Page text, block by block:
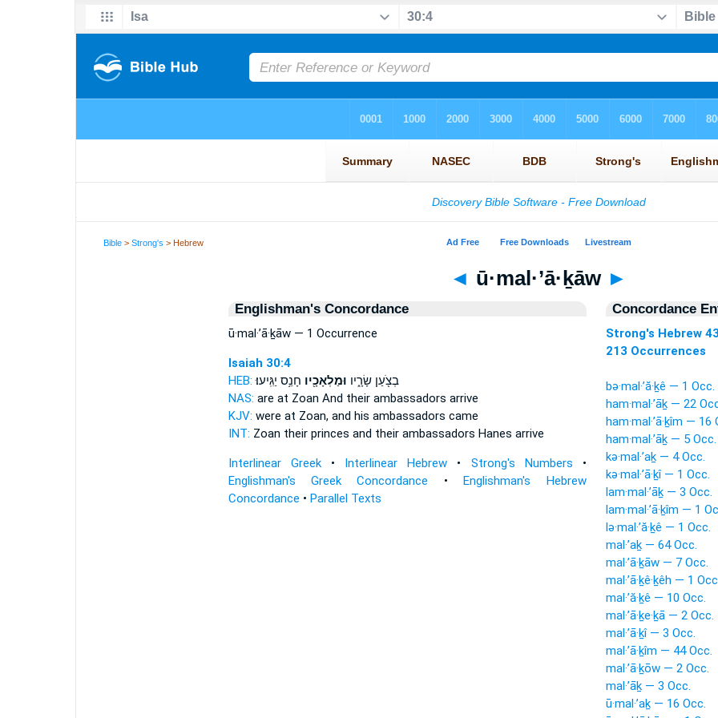
Bible >Strong's > Hebrew
◄ ū·mal·’ā·ḵāw ►
Englishman's Concordance
ū·mal·’ā·ḵāw — 1 Occurrence
Isaiah 30:4
HEB:
בְצֹ֖עַן שָׂרָ֑יו וּמַלְאָכָ֖יו חָנֵ֥ס יַגִּֽיעוּ׃
NAS: are at Zoan And their ambassadors arrive
KJV: were at Zoan, and his ambassadors came
INT: Zoan their princes and their ambassadors Hanes arrive
Interlinear Greek• Interlinear Hebrew • Strong's Numbers •
Englishman's Greek Concordance •Englishman's Hebrew
Concordance • Parallel Texts
Concordance
Strong's Hebrew
213 Occurrences
bə·mal·’ă·ḵê — 1 Occ.
ham·mal·’āḵ — 22
ham·mal·’ā·ḵîm — 16
ham·mal·’āḵ — 5 Occ.
kə·mal·’aḵ — 4 Occ.
kə·mal·’ā·ḵî — 1 Occ.
lam·mal·’āḵ — 3 Occ.
lam·mal·’ā·ḵîm — 1
lə·mal·’ă·ḵê — 1 Occ.
mal·’aḵ — 64 Occ.
mal·’ā·ḵāw — 7 Occ.
mal·’ā·ḵê·ḵêh — 1
mal·’ă·ḵê — 10 Occ.
mal·’ā·ḵe·ḵā — 2 Occ.
mal·’ā·ḵî — 3 Occ.
mal·’ā·ḵîm — 44 Occ.
mal·’ā·ḵōw — 2 Occ.
mal·’āḵ — 3 Occ.
ū·mal·’aḵ — 16 Occ.